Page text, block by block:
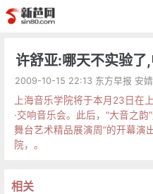
许舒亚:哪天不实验了
2009-10-15 22:13 东方早报 安婧
上海音乐学院将于本月23日在
·交响音乐会。此后，“大音之
舞台艺术精品展演周”的开幕演
院，。
相关